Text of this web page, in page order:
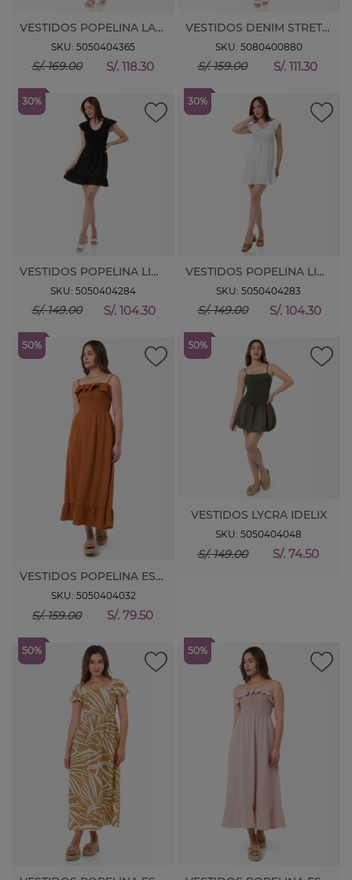
VESTIDOS POPELINA LANEZI
SKU: 5050404365
S/. 169.00 S/. 118.30
VESTIDOS DENIM STRETCH TALEI MG 0
SKU: 5080400880
S/. 159.00 S/. 111.30
30%
VESTIDOS POPELINA LIRIEN
SKU: 5050404284
S/. 149.00 S/. 104.30
30%
VESTIDOS POPELINA LIRIEN
SKU: 5050404283
S/. 149.00 S/. 104.30
50%
VESTIDOS POPELINA ESTAMP. TATIX
SKU: 5050404032
S/. 159.00 S/. 79.50
50%
VESTIDOS LYCRA IDELIX
SKU: 5050404048
S/. 149.00 S/. 74.50
50% 50%